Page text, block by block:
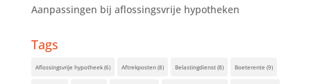
Aanpassingen bij aflossingsvrije hypotheken
Tags
Aflossingsvrije hypotheek(6) Aftrekposten(8) Belastingdienst(8) Boeterente (9)